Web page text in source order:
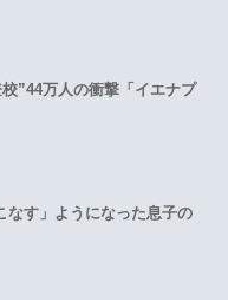
校”44万人の衝撃「イエナプ
なす」ようになった息子の